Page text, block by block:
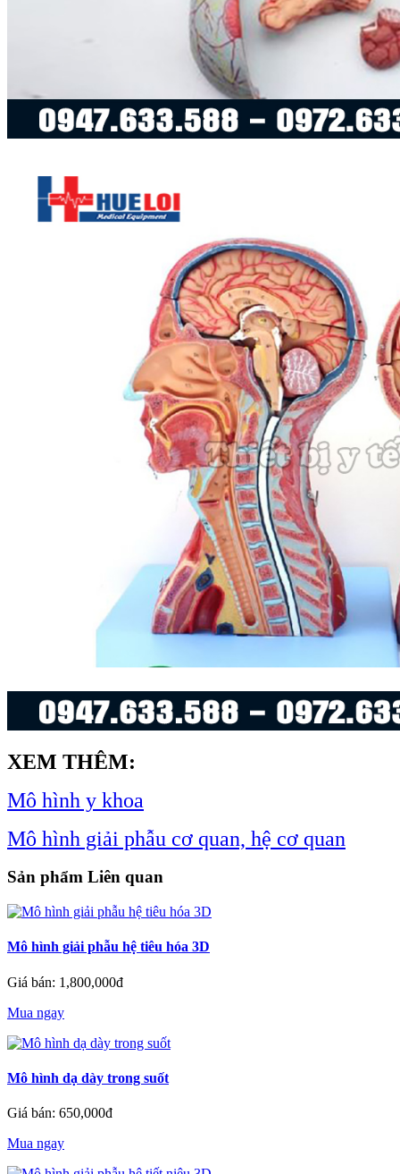
XEM THÊM:
Mô hình y khoa
Mô hình giải phẫu cơ quan, hệ cơ quan
Sản phẩm Liên quan
Mô hình giải phẫu hệ tiêu hóa 3D
Giá bán: 1,800,000đ
Mua ngay
Mô hình dạ dày trong suốt
Giá bán: 650,000đ
Mua ngay